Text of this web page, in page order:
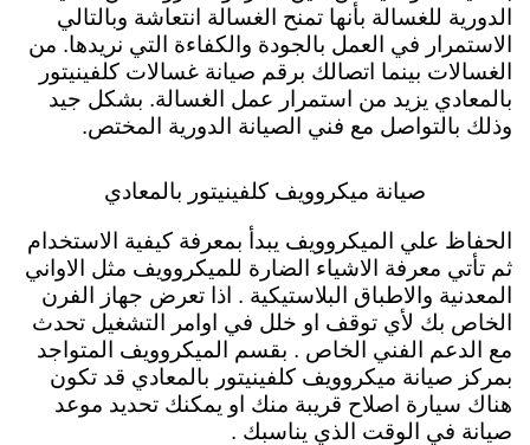
الدورية للغسالة بأنها تمنح الغسالة انتعاشة وبالتالي
الاستمرار في العمل بالجودة والكفاءة التي نريدها. من
الغسالات بينما اتصالك برقم صيانة غسالات كلفينيتور
بالمعادي يزيد من استمرار عمل الغسالة. بشكل جيد
وذلك بالتواصل مع فني الصيانة الدورية المختص.
صيانة ميكروويف كلفينيتور بالمعادي
الحفاظ علي الميكروويف يبدأ بمعرفة كيفية الاستخدام
ثم تأتي معرفة الاشياء الضارة للميكروويف مثل الاواني
المعدنية والاطباق البلاستيكية . اذا تعرض جهاز الفرن
الخاص بك لأي توقف او خلل في اوامر التشغيل تحدث
مع الدعم الفني الخاص . بقسم الميكروويف المتواجد
بمركز صيانة ميكروويف كلفينيتور بالمعادي قد تكون
هناك سيارة اصلاح قريبة منك او يمكنك تحديد موعد
صيانة في الوقت الذي يناسبك .